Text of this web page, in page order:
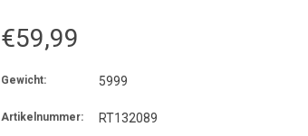
€59,99
Gewicht: 5999
Artikelnummer: RT132089